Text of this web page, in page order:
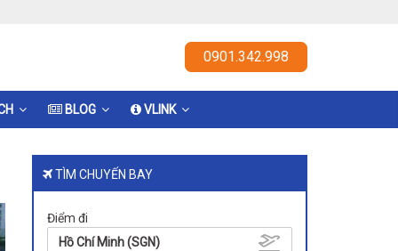
0901.342.998
BLOG VLINK
TÌM CHUYẾN BAY
Điểm đi
Hồ Chí Minh (SGN)